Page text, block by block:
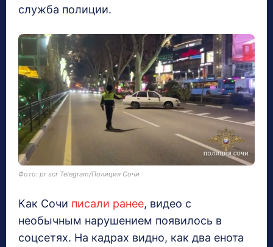
служба полиции.
Фото: pr scr Telegram/Полиция Сочи
Как Сочи писали ранее, видео с
необычным нарушением появилось в
соцсетях. На кадрах видно, как два енота